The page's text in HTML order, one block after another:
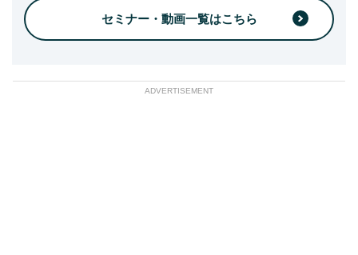
セミナー・動画一覧はこちら
ADVERTISEMENT